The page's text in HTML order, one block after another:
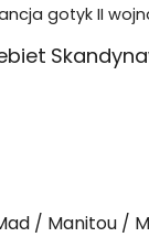
gotyk II
Manitou